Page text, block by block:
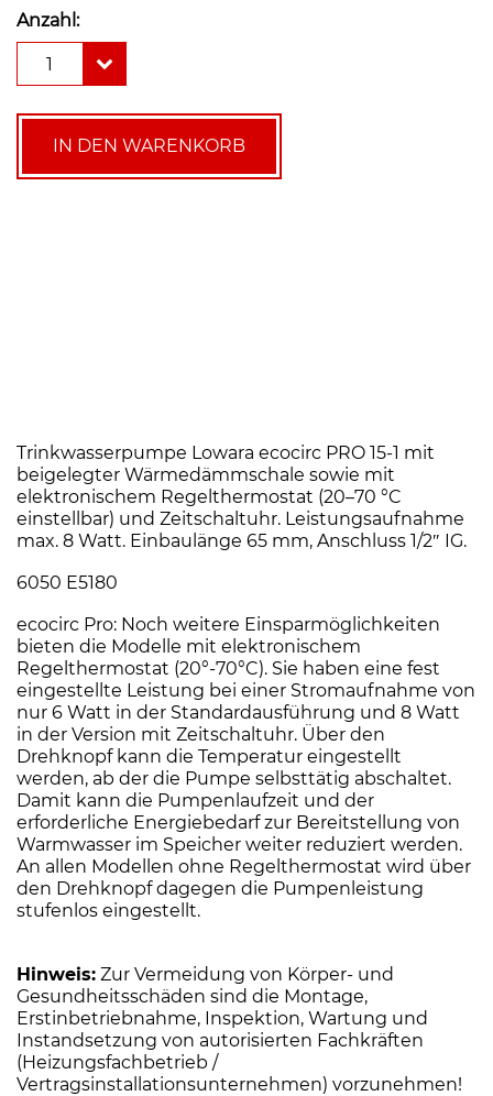
Anzahl:
ecocirc
15-
(elektr.
1
IN DEN WARENKORB
Trinkwasserpumpe Lowara ecocirc PRO 15-1 mit
beigelegter Wärmedämmschale sowie mit
elektronischem Regelthermostat (20–70 °C
einstellbar) und Zeitschaltuhr. Leistungsaufnahme
max. 8 Watt. Einbaulänge 65 mm, Anschluss 1/2″ IG.
6050 E5180
ecocirc Pro: Noch weitere Einsparmöglichkeiten
bieten die Modelle mit elektronischem
Regelthermostat (20°-70°C). Sie haben eine fest
eingestellte Leistung bei einer Stromaufnahme von
nur 6 Watt in der Standardausführung und 8 Watt
in der Version mit Zeitschaltuhr. Über den
Drehknopf kann die Temperatur eingestellt
werden, ab der die Pumpe selbsttätig abschaltet.
Damit kann die Pumpenlaufzeit und der
erforderliche Energiebedarf zur Bereitstellung von
Warmwasser im Speicher weiter reduziert werden.
An allen Modellen ohne Regelthermostat wird über
den Drehknopf dagegen die Pumpenleistung
stufenlos eingestellt.
Hinweis: Zur Vermeidung von Körper- und
Gesundheitsschäden sind die Montage,
Erstinbetriebnahme, Inspektion, Wartung und
Instandsetzung von autorisierten Fachkräften
(Heizungsfachbetrieb /
Vertragsinstallationsunternehmen) vorzunehmen!